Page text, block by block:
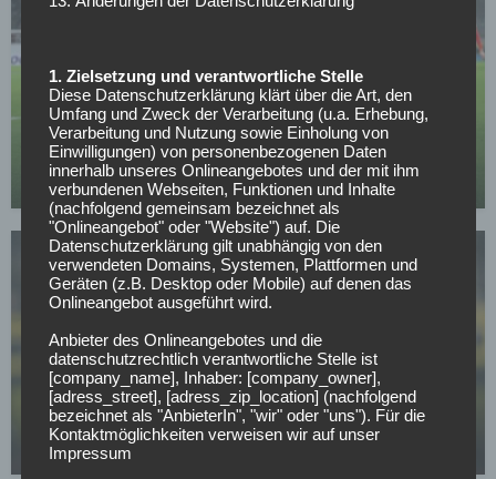
BORUSSIA DORTMUND
Verkündung noch heute: BVB-Transfer kurz vor
Abschluss
12.05.2026
BUNDESLIGA
Mit nur 30 Jahren: BVB-Abwehrspieler Niklas Süle
beendet im Sommer seine Laufbahn
07.05.2026
1. Zielsetzung und verantwortliche Stelle
Diese Datenschutzerklärung klärt über die Art, den
Umfang und Zweck der Verarbeitung (u.a. Erhebung,
Verarbeitung und Nutzung sowie Einholung von
Einwilligungen) von personenbezogenen Daten
innerhalb unseres Onlineangebotes und der mit ihm
verbundenen Webseiten, Funktionen und Inhalte
(nachfolgend gemeinsam bezeichnet als
"Onlineangebot" oder "Website") auf. Die
Datenschutzerklärung gilt unabhängig von den
verwendeten Domains, Systemen, Plattformen und
Geräten (z.B. Desktop oder Mobile) auf denen das
Onlineangebot ausgeführt wird.
Anbieter des Onlineangebotes und die
datenschutzrechtlich verantwortliche Stelle ist
[company_name], Inhaber: [company_owner],
[adress_street], [adress_zip_location] (nachfolgend
bezeichnet als "AnbieterIn", "wir" oder "uns"). Für die
Kontaktmöglichkeiten verweisen wir auf unser
Impressum